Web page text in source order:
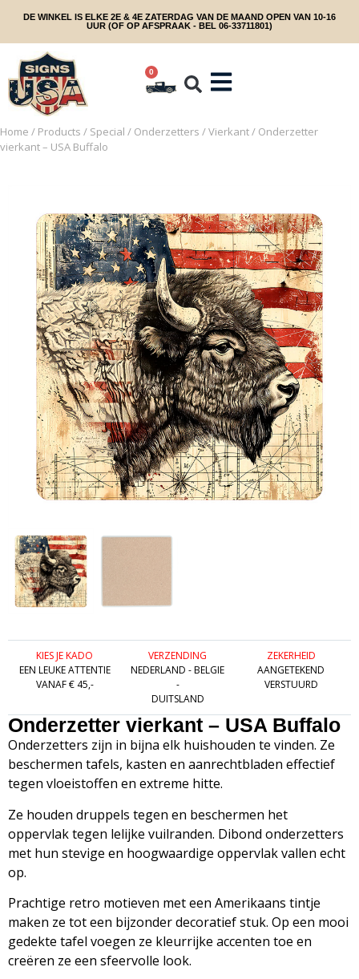
DE WINKEL IS ELKE 2E & 4E ZATERDAG VAN DE MAAND OPEN VAN 10-16
UUR (OF OP AFSPRAAK - BEL 06-33711801)
0
Home / Products / Special / Onderzetters /Vierkant/ Onderzetter
vierkant – USA Buffalo
KIES JE KADO
EEN LEUKE ATTENTIE
VANAF € 45,-
VERZENDING
NEDERLAND - BELGIE
-
DUITSLAND
ZEKERHEID
AANGETEKEND
VERSTUURD
Onderzetter vierkant – USA Buffalo
Onderzetters zijn in bijna elk huishouden te vinden. Ze
beschermen tafels, kasten en aanrechtbladen effectief
tegen vloeistoffen en extreme hitte.
Ze houden druppels tegen en beschermen het
oppervlak tegen lelijke vuilranden. Dibond onderzetters
met hun stevige en hoogwaardige oppervlak vallen echt
op.
Prachtige retro motieven met een Amerikaans tintje
maken ze tot een bijzonder decoratief stuk. Op een mooi
gedekte tafel voegen ze kleurrijke accenten toe en
creëren ze een sfeervolle look.